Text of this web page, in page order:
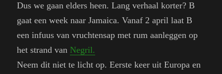
Dus we gaan elders heen. Lang verhaal korter? B
gaat een week naar Jamaica. Vanaf 2 april laat B
een infuus van vruchtensap met rum aanleggen op
het strand vanNegril.
Neem dit niet te licht op. Eerste keer uit Europa en